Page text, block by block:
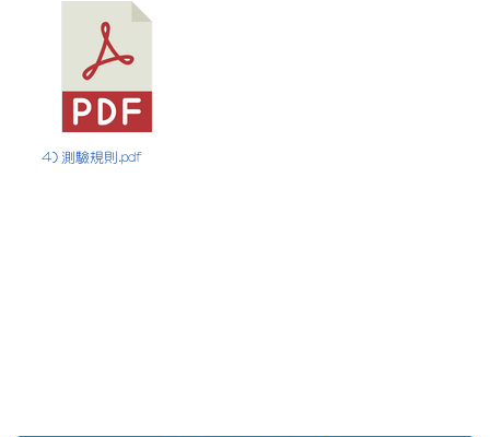
4) 測驗規則.pdf